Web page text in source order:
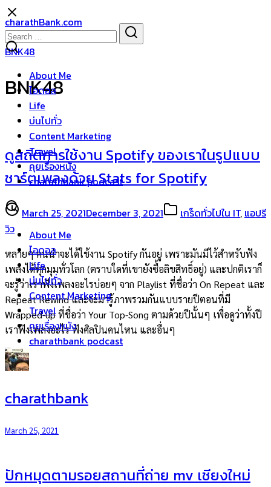
Skip
to
content
charathBank.com
About Me
ไอดอล
Life
บ่นไปทั่ว
Content Marketing
Travel
คุยเรื่องหนัง
charathbank podcast
About Me
ไอดอล
Life
บ่นไปทั่ว
Content Marketing
Travel
คุยเรื่องหนัง
charathbank podcast
Search
for:
BNK48
BNK48
ดูสถิติการใช้งาน Spotify ของเราในรูปแบบ
ชาร์ตเพลงด้วย Stats for Spotify
March 25, 2021December 3, 2021 เกร็ดทั่วไปใน IT, แอปรี
วิว
หลายๆ คนน่าจะได้ใช้งาน Spotify กันอยู่ เพราะมันมีไว้สำหรับฟัง
เพลงได้ทุกมุมทั่วโลก (ตราบใดที่เขายังซื้อลิขสิทธิ์อยู่) และปกติเราก็
จะรู้ว่าเราฟังเพลงอะไรบ่อยๆ จาก Playlist ที่ชื่อว่า On Repeat และ
Repeat Rewind และจะมารู้ภาพรวมกันแบบรายปีตอนที่มี
Wrapped-up ที่ชื่อว่า Your Top-Song ตามด้วยปีนั้นๆ เพื่อดูว่าทั้งปี
เราฟังเพลงอะไร ฟังศิลปินคนไหน และอื่นๆ
charathbank
March 25, 2021
ปักหมุดตามรอยสถานที่ถ่าย mv เชียงใหม่